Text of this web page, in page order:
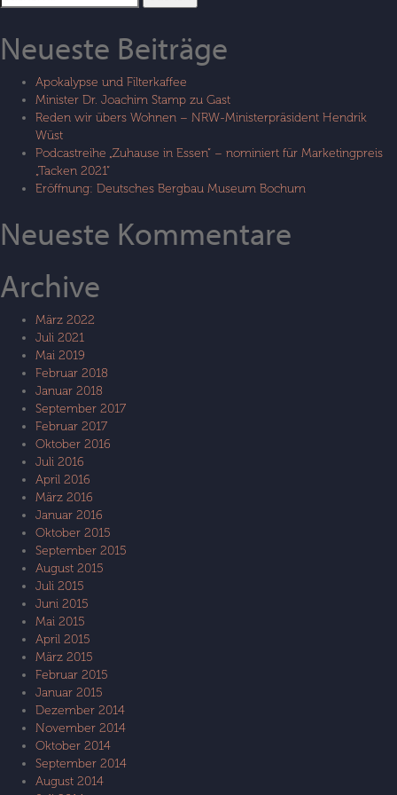
nach:
Neueste Beiträge
Apokalypse und Filterkaffee
Minister Dr. Joachim Stamp zu Gast
Reden wir übers Wohnen – NRW-Ministerpräsident Hendrik
Wüst
Podcastreihe „Zuhause in Essen“ – nominiert für Marketingpreis
„Tacken 2021“
Eröffnung: Deutsches Bergbau Museum Bochum
Neueste Kommentare
Archive
März 2022
Juli 2021
Mai 2019
Februar 2018
Januar 2018
September 2017
Februar 2017
Oktober 2016
Juli 2016
April 2016
März 2016
Januar 2016
Oktober 2015
September 2015
August 2015
Juli 2015
Juni 2015
Mai 2015
April 2015
März 2015
Februar 2015
Januar 2015
Dezember 2014
November 2014
Oktober 2014
September 2014
August 2014